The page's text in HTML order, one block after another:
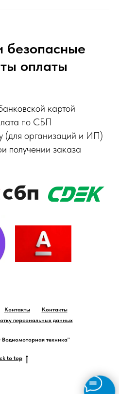
безопасные
оплаты
картой
по СБП
(для организаций и ИП)
получении заказа
Контакты
Контакты
персональных данных
техника"
to top